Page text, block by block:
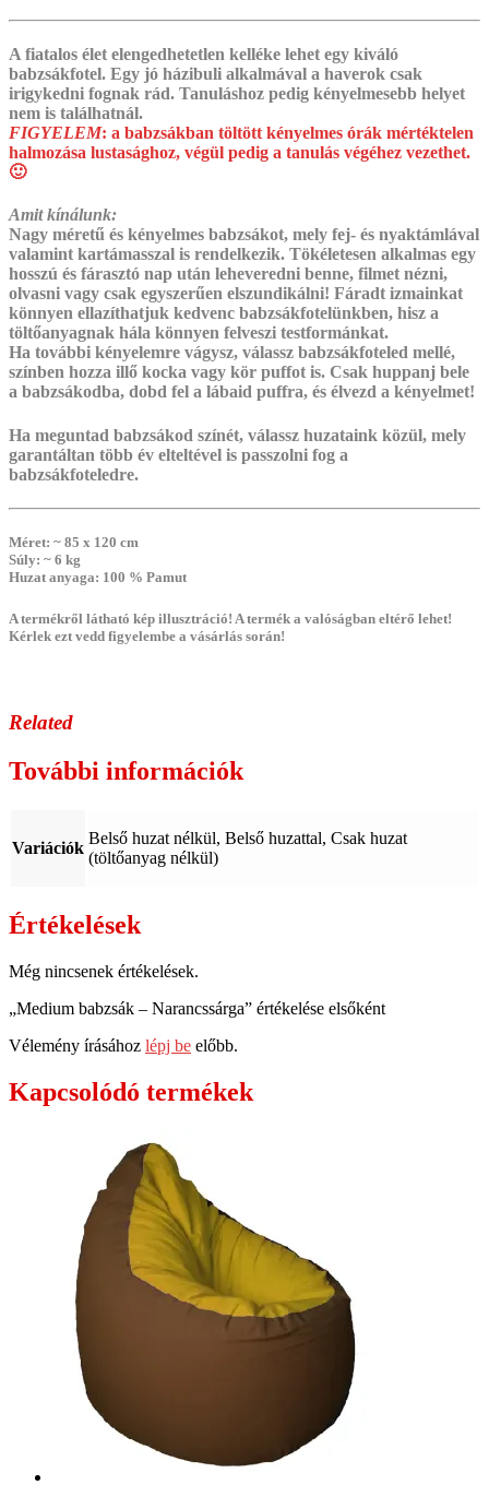
A fiatalos élet elengedhetetlen kelléke lehet egy kiváló
babzsákfotel. Egy jó házibuli alkalmával a haverok csak
irigykedni fognak rád. Tanuláshoz pedig kényelmesebb helyet
nem is találhatnál.
FIGYELEM: a babzsákban töltött kényelmes órák mértéktelen
halmozása lustasághoz, végül pedig a tanulás végéhez vezethet.
🙂
Amit kínálunk:
Nagy méretű és kényelmes babzsákot, mely fej- és nyaktámlával
valamint kartámasszal is rendelkezik. Tökéletesen alkalmas egy
hosszú és fárasztó nap után leheveredni benne, filmet nézni,
olvasni vagy csak egyszerűen elszundikálni! Fáradt izmainkat
könnyen ellazíthatjuk kedvenc babzsákfotelünkben, hisz a
töltőanyagnak hála könnyen felveszi testformánkat.
Ha további kényelemre vágysz, válassz babzsákfoteled mellé,
színben hozza illő kocka vagy kör puffot is. ‎Csak huppanj bele
a babzsákodba, dobd fel a lábaid puffra, és élvezd a kényelmet!
Ha meguntad babzsákod színét, válassz huzataink közül, mely
garantáltan több év elteltével is passzolni fog a
babzsákfoteledre.
Méret: ~ 85 x 120 cm
Súly: ~ 6 kg
Huzat anyaga: 100 % Pamut
A termékről látható kép illusztráció! A termék a valóságban eltérő lehet!
Kérlek ezt vedd figyelembe a vásárlás során!
Related
További információk
Variációk
Belső huzat nélkül, Belső huzattal, Csak huzat
(töltőanyag nélkül)
Értékelések
Még nincsenek értékelések.
„Medium babzsák – Narancssárga” értékelése elsőként
Vélemény írásához lépj be előbb.
Kapcsolódó termékek